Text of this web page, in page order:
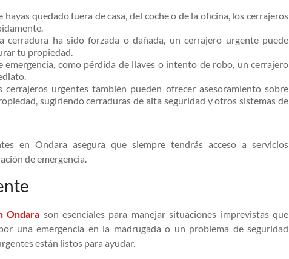
hayas quedado fuera de casa, del coche o de la oficina, los cerrajeros
cerradura ha sido forzada o dañada, un cerrajero urgente puede
tu propiedad.
emergencia, como pérdida de llaves o intento de robo, un cerrajero
cerrajeros urgentes también pueden ofrecer asesoramiento sobre
sugiriendo cerraduras de alta seguridad y otros sistemas de
en Ondara asegura que siempre tendrás acceso a servicios
de emergencia.
Ondara son esenciales para manejar situaciones imprevistas que
una emergencia en la madrugada o un problema de seguridad
están listos para ayudar.